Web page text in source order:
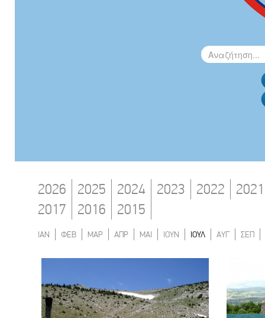
2026 2025 2024 2023 2022
2021
2017
2016 2015
ΙΑΝ ΦΕΒ ΜΑΡ ΑΠΡ ΜΑΙ ΙΟΥΝ ΙΟΥΛ ΑΥΓ ΣΕΠ